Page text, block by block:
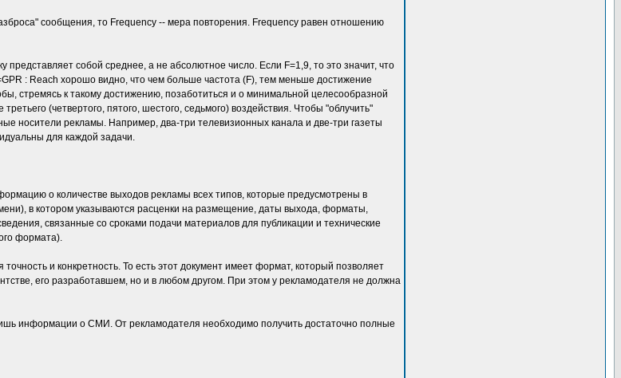
сообщения, то Frequency -- мера повторения. Frequency равен отношению
собой среднее, а не абсолютное число. Если F=1,9, то это значит, что
: Reach хорошо видно, что чем больше частота (F), тем меньше достижение
стремясь к такому достижению, позаботиться и о минимальной целесообразной
(четвертого, пятого, шестого, седьмого) воздействия. Чтобы "облучить"
носители рекламы. Например, два-три телевизионных канала и две-три газеты
для каждой задачи.
о количестве выходов рекламы всех типов, которые предусмотрены в
в котором указываются расценки на размещение, даты выхода, форматы,
связанные со сроками подачи материалов для публикации и технические
формата).
и конкретность. То есть этот документ имеет формат, который позволяет
его разработавшем, но и в любом другом. При этом у рекламодателя не должна
информации о СМИ. От рекламодателя необходимо получить достаточно полные